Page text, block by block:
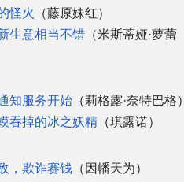
怪火
（藤原妹红）
生意相当不错 （米斯蒂娅·萝蕾
知服务开始 （莉格露·奈特巴格
吞掉的冰之妖精 （琪露诺）
，欺诈赛钱 （因幡天为）